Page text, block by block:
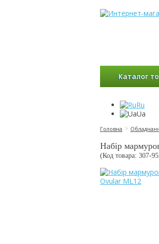
Каталог
Ru
Ua
Головна >
Набір
(Код товара: 307-